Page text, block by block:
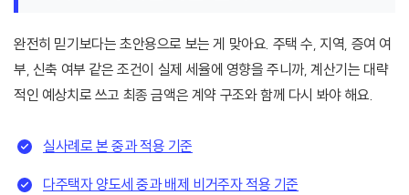
완전히 믿기보다는 초안용으로 보는 게 맞아요. 주택 수, 지역, 증여 여
부, 신축 여부 같은 조건이 실제 세율에 영향을 주니까, 계산기는 대략
적인 예상치로 쓰고 최종 금액은 계약 구조와 함께 다시 봐야 해요.
실사례로 본 중과 적용 기준
다주택자 양도세 중과 배제 비거주자 적용 기준